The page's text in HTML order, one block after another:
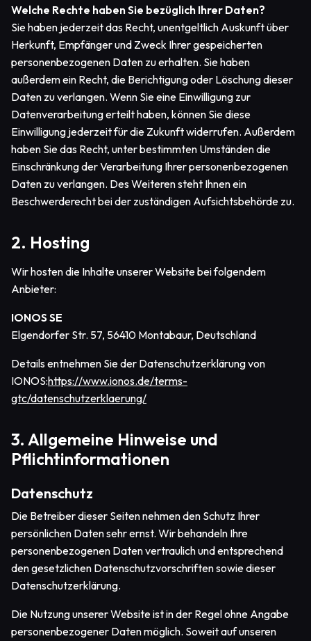
Welche Rechte haben Sie bezüglich Ihrer Daten?
Sie haben jederzeit das Recht, unentgeltlich Auskunft über
Herkunft, Empfänger und Zweck Ihrer gespeicherten
personenbezogenen Daten zu erhalten. Sie haben
außerdem ein Recht, die Berichtigung oder Löschung dieser
Daten zu verlangen. Wenn Sie eine Einwilligung zur
Datenverarbeitung erteilt haben, können Sie diese
Einwilligung jederzeit für die Zukunft widerrufen. Außerdem
haben Sie das Recht, unter bestimmten Umständen die
Einschränkung der Verarbeitung Ihrer personenbezogenen
Daten zu verlangen. Des Weiteren steht Ihnen ein
Beschwerderecht bei der zuständigen Aufsichtsbehörde zu.
2. Hosting
Wir hosten die Inhalte unserer Website bei folgendem
Anbieter:
IONOS SE
Elgendorfer Str. 57, 56410 Montabaur, Deutschland
Details entnehmen Sie der Datenschutzerklärung von
IONOS:https://www.ionos.de/terms-
gtc/datenschutzerklaerung/
3. Allgemeine Hinweise und
Pflichtinformationen
Datenschutz
Die Betreiber dieser Seiten nehmen den Schutz Ihrer
persönlichen Daten sehr ernst. Wir behandeln Ihre
personenbezogenen Daten vertraulich und entsprechend
den gesetzlichen Datenschutzvorschriften sowie dieser
Datenschutzerklärung.
Die Nutzung unserer Website ist in der Regel ohne Angabe
personenbezogener Daten möglich. Soweit auf unseren